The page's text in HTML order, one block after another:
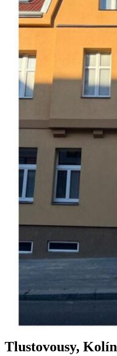
Tlustovousy, Kolín